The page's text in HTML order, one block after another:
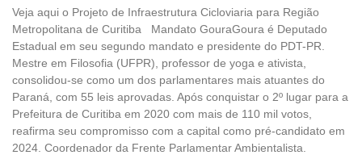
Veja aqui o Projeto de Infraestrutura Cicloviaria para Região
Metropolitana de Curitiba Mandato GouraGoura é Deputado
Estadual em seu segundo mandato e presidente do PDT-PR.
Mestre em Filosofia (UFPR), professor de yoga e ativista,
consolidou-se como um dos parlamentares mais atuantes do
Paraná, com 55 leis aprovadas. Após conquistar o 2º lugar para a
Prefeitura de Curitiba em 2020 com mais de 110 mil votos,
reafirma seu compromisso com a capital como pré-candidato em
2024. Coordenador da Frente Parlamentar Ambientalista.